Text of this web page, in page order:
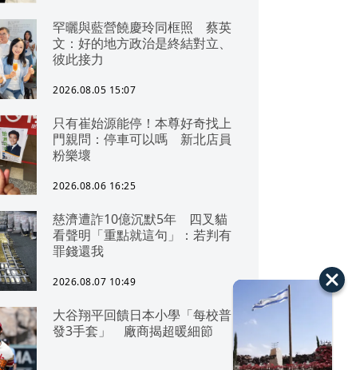
罕曬與藍營饒慶玲同框照 蔡英
文：好的地方政治是終結對立、
彼此接力
2026.08.05 15:07
只有崔始源能停！本尊好奇找上
門親問：停車可以嗎 新北店員
粉樂壞
2026.08.06 16:25
慈濟遭詐10億沉默5年 四叉貓
看聲明「重點就這句」：若判有
罪錢還我
2026.08.07 10:49
大谷翔平回饋日本小學「每校普
發3手套」 廠商揭超暖細節